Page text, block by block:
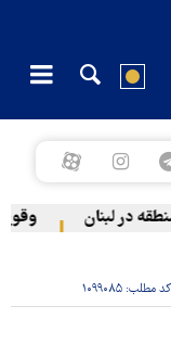
در لبنان وقوع
کد مطلب:۱۰۹۹۰۸۵